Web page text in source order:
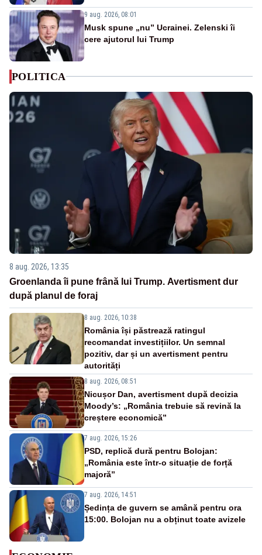
9 aug. 2026, 08:01
Musk spune „nu” Ucrainei. Zelenski îi
cere ajutorul lui Trump
POLITICA
8 aug. 2026, 13:35
Groenlanda îi pune frână lui Trump. Avertisment dur
după planul de foraj
8 aug. 2026, 10:38
România își păstrează ratingul
recomandat investițiilor. Un semnal
pozitiv, dar și un avertisment pentru
autorități
8 aug. 2026, 08:51
Nicușor Dan, avertisment după decizia
Moody’s: „România trebuie să revină la
creștere economică”
7 aug. 2026, 15:26
PSD, replică dură pentru Bolojan:
„România este într-o situație de forță
majoră”
7 aug. 2026, 14:51
Ședința de guvern se amână pentru ora
15:00. Bolojan nu a obținut toate avizele